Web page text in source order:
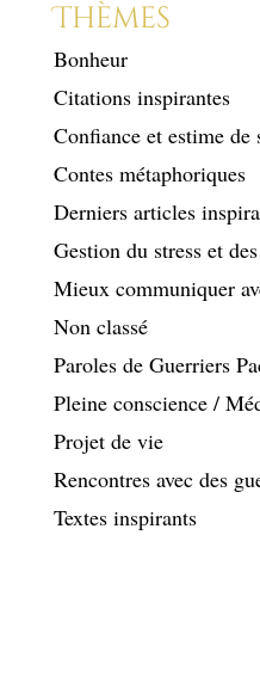
Thèmes
Bonheur
Citations inspirantes
Confiance et estime de
Contes métaphoriques
Derniers articles
Gestion du stress et
Mieux communiquer
Non classé
Paroles de Guerriers
Pleine conscience /
Projet de vie
Rencontres avec des
Textes inspirants